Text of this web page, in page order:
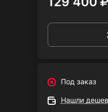
Под заказ
Нашли